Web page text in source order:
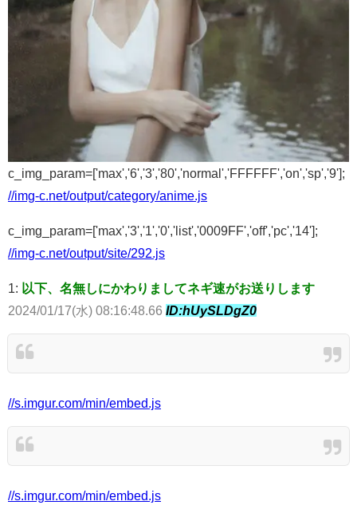
c_img_param=['max','6','3','80','normal','FFFFFF','on','sp','9'];
//img-c.net/output/category/anime.js
c_img_param=['max','3','1','0','list','0009FF','off','pc','14'];
//img-c.net/output/site/292.js
1: 以下、名無しにかわりましてネギ速がお送りします
2024/01/17(水) 08:16:48.66 ID:hUySLDgZ0
//s.imgur.com/min/embed.js
//s.imgur.com/min/embed.js